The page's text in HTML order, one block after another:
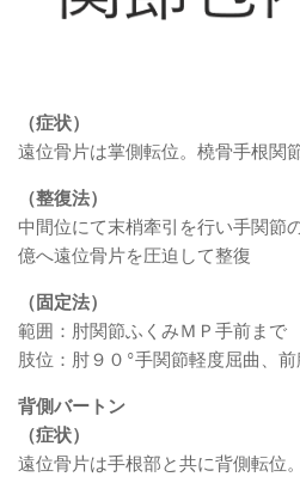
（症状）
遠位骨片は掌側転位。橈骨手根関
（整復法）
中間位にて末梢牽引を行い手関節
億へ遠位骨片を圧迫して整復
（固定法）
範囲：肘関節ふくみＭＰ手前まで
肢位：肘９０°手関節軽度屈曲、
背側バートン
（症状）
遠位骨片は手根部と共に背側転位